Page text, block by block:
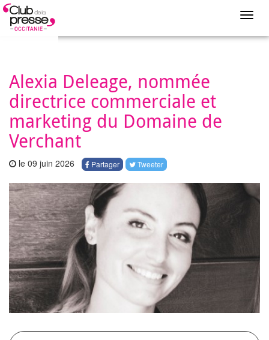
Alexia Deleage, nommée
directrice commerciale et
marketing du Domaine de
Verchant
le 09 juin 2026 Partager Tweeter